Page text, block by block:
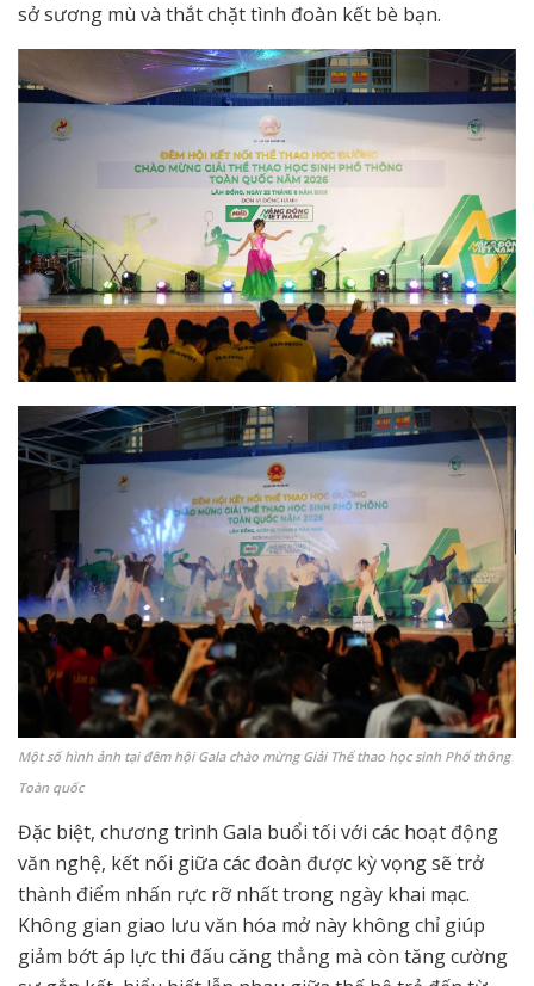
sở sương mù và thắt chặt tình đoàn kết bè bạn.
Một số hình ảnh tại đêm hội Gala chào mừng Giải Thể thao học sinh Phổ thông
Toàn quốc
Đặc biệt, chương trình Gala buổi tối với các hoạt động
văn nghệ, kết nối giữa các đoàn được kỳ vọng sẽ trở
thành điểm nhấn rực rỡ nhất trong ngày khai mạc.
Không gian giao lưu văn hóa mở này không chỉ giúp
giảm bớt áp lực thi đấu căng thẳng mà còn tăng cường